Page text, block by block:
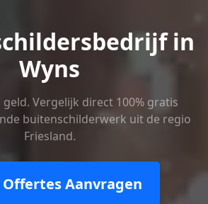
in
Wyns
Vergelijk direct 100% gratis
buitenschilderwerk uit de regio
Friesland.
Aanvragen